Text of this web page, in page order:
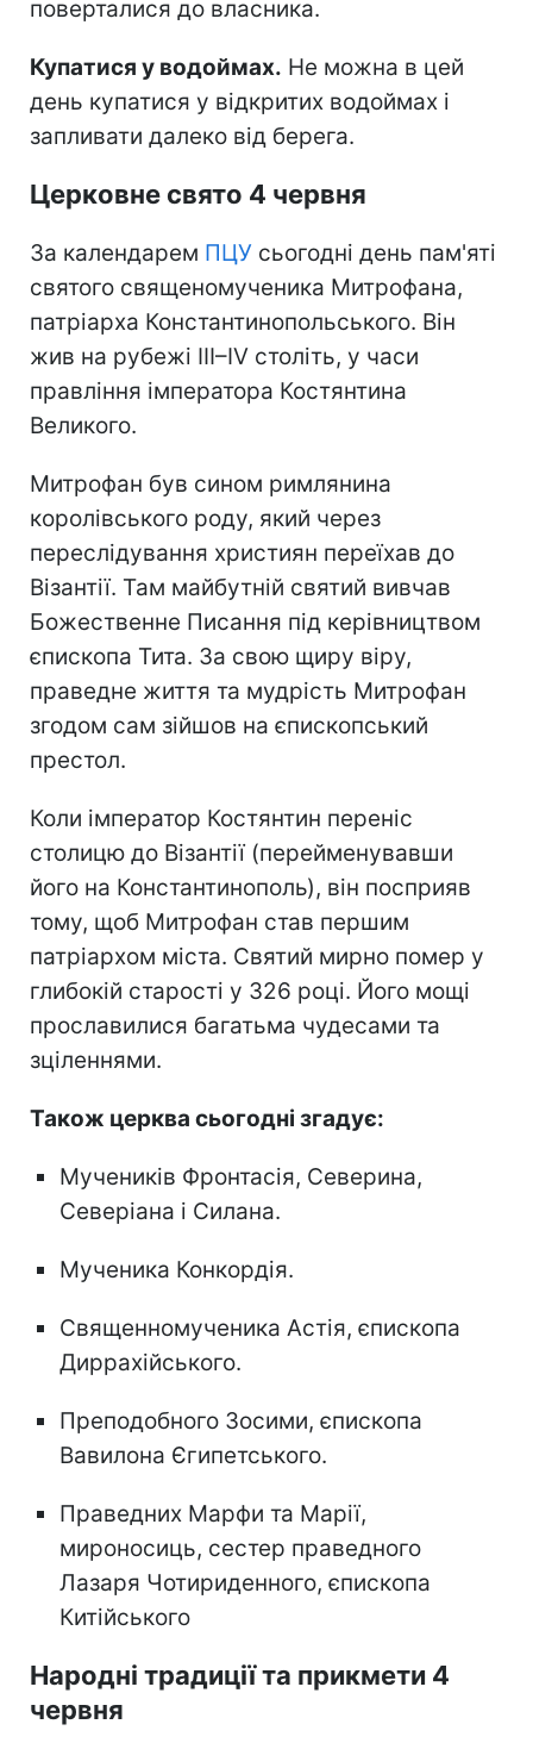
поверталися до власника.
Купатися у водоймах. Не можна в цей
день купатися у відкритих водоймах і
запливати далеко від берега.
Церковне свято 4 червня
За календарем ПЦУ сьогодні день пам'яті
святого священомученика Митрофана,
патріарха Константинопольського. Він
жив на рубежі III–IV століть, у часи
правління імператора Костянтина
Великого.
Митрофан був сином римлянина
королівського роду, який через
переслідування християн переїхав до
Візантії. Там майбутній святий вивчав
Божественне Писання під керівництвом
єпископа Тита. За свою щиру віру,
праведне життя та мудрість Митрофан
згодом сам зійшов на єпископський
престол.
Коли імператор Костянтин переніс
столицю до Візантії (перейменувавши
його на Константинополь), він посприяв
тому, щоб Митрофан став першим
патріархом міста. Святий мирно помер у
глибокій старості у 326 році. Його мощі
прославилися багатьма чудесами та
зціленнями.
Також церква сьогодні згадує:
Мучеників Фронтасія, Северина,
Северіана і Силана.
Мученика Конкордія.
Священномученика Астія, єпископа
Диррахійського.
Преподобного Зосими, єпископа
Вавилона Єгипетського.
Праведних Марфи та Марії,
мироносиць, сестер праведного
Лазаря Чотириденного, єпископа
Китійського
Народні традиції та прикмети 4
червня